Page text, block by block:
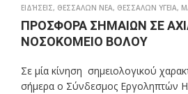
ΕΙΔΉΣΕΙΣ, ΘΕΣΣΑΛΩΝ ΝΕΑ, ΘΕΣΣΑΛΩΝ ΥΓΕΙΑ,
ΠΡΟΣΦΟΡΑ ΣΗΜΑΙΩΝ ΣΕ
ΝΟΣΟΚΟΜΕΙΟ ΒΟΛΟΥ
Σε μία κίνηση σημειολογικού
σήμερα ο Σύνδεσμος Εργοληπτών